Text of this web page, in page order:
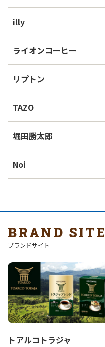
illy
ライオンコーヒー
リプトン
TAZO
堀田勝太郎
Noi
BRAND SITE
ブランドサイト
トアルコトラジャ